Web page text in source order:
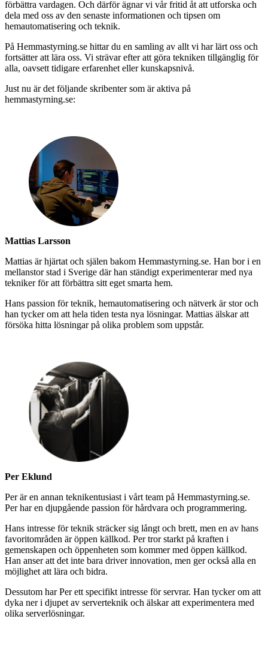
förbättra vardagen. Och därför ägnar vi vår fritid åt att utforska och
dela med oss av den senaste informationen och tipsen om
hemautomatisering och teknik.
På Hemmastyrning.se hittar du en samling av allt vi har lärt oss och
fortsätter att lära oss. Vi strävar efter att göra tekniken tillgänglig för
alla, oavsett tidigare erfarenhet eller kunskapsnivå.
Just nu är det följande skribenter som är aktiva på
hemmastyrning.se:
Mattias Larsson
Mattias är hjärtat och själen bakom Hemmastyrning.se. Han bor i en
mellanstor stad i Sverige där han ständigt experimenterar med nya
tekniker för att förbättra sitt eget smarta hem.
Hans passion för teknik, hemautomatisering och nätverk är stor och
han tycker om att hela tiden testa nya lösningar. Mattias älskar att
försöka hitta lösningar på olika problem som uppstår.
Per Eklund
Per är en annan teknikentusiast i vårt team på Hemmastyrning.se.
Per har en djupgående passion för hårdvara och programmering.
Hans intresse för teknik sträcker sig långt och brett, men en av hans
favoritområden är öppen källkod. Per tror starkt på kraften i
gemenskapen och öppenheten som kommer med öppen källkod.
Han anser att det inte bara driver innovation, men ger också alla en
möjlighet att lära och bidra.
Dessutom har Per ett specifikt intresse för servrar. Han tycker om att
dyka ner i djupet av serverteknik och älskar att experimentera med
olika serverlösningar.